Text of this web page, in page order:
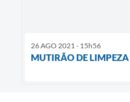
26 AGO 2021 - 15h56
MUTIRÃO DE LIMPEZA